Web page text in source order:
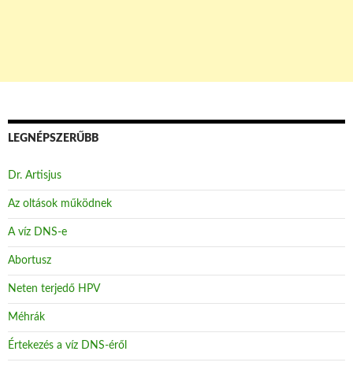
LEGNÉPSZERŰBB
Dr. Artisjus
Az oltások működnek
A víz DNS-e
Abortusz
Neten terjedő HPV
Méhrák
Értekezés a víz DNS-éről